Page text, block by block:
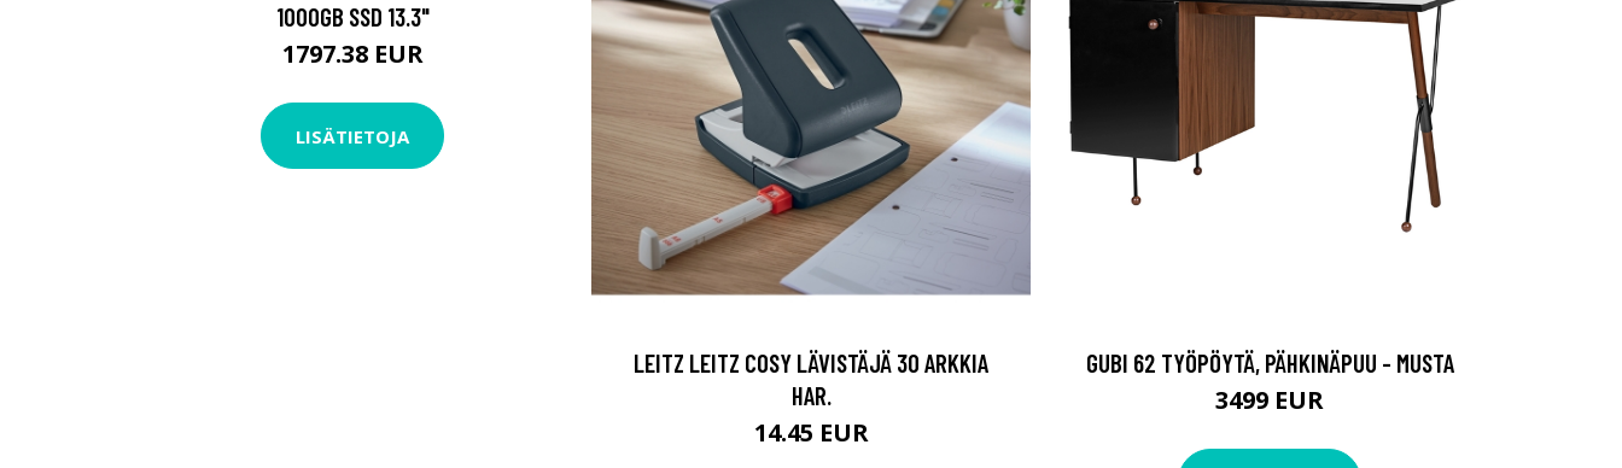
1000GB SSD 13.3"
1797.38 EUR
LISÄTIETOJA
LEITZ LEITZ COSY LÄVISTÄJÄ 30 ARKKIA
HAR.
14.45 EUR
GUBI 62 TYÖPÖYTÄ, PÄHKINÄPUU - MUSTA
3499 EUR